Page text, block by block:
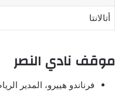
أتالانتا
موقف نادي النصر
فرناندو هييرو، المدير